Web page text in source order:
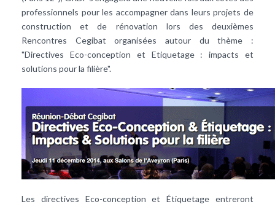
professionnels pour les accompagner dans leurs projets de
construction et de rénovation lors des deuxièmes
Rencontres Cegibat organisées autour du thème :
"Directives Eco-conception et Etiquetage : impacts et
solutions pour la filière".
Les directives Eco-conception et Étiquetage entreront